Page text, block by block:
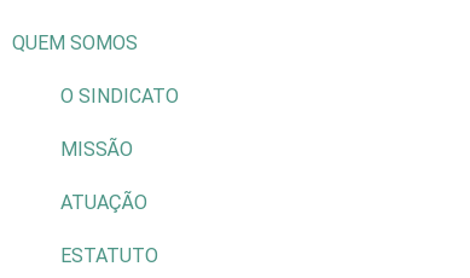
QUEM SOMOS
O SINDICATO
MISSÃO
ATUAÇÃO
ESTATUTO